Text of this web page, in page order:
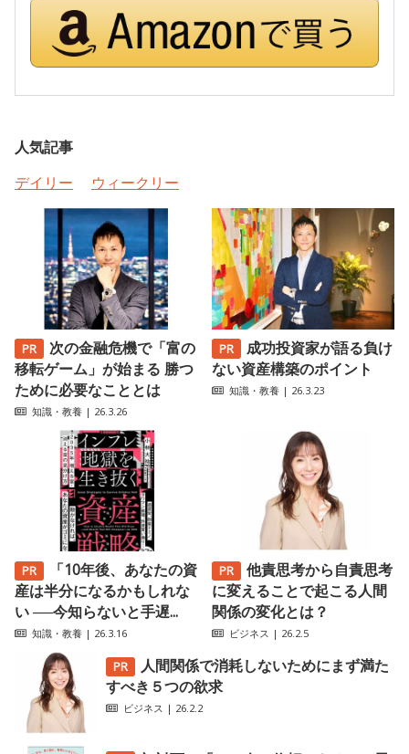
人気記事
デイリー
ウィークリー
次の金融危機で「富の
移転ゲーム」が始まる 勝つ
ために必要なこととは
知識・教養 | 26.3.26
成功投資家が語る負け
ない資産構築のポイント
知識・教養 | 26.3.23
「10年後、あなたの資
産は半分になるかもしれな
い ──今知らないと手遅...
知識・教養 | 26.3.16
他責思考から自責思考
に変えることで起こる人間
関係の変化とは？
ビジネス | 26.2.5
人間関係で消耗しないためにまず満た
すべき５つの欲求
ビジネス | 26.2.2